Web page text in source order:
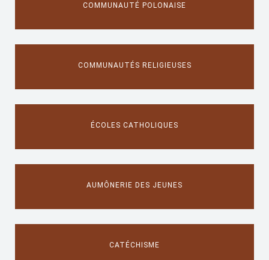
COMMUNAUTÉ POLONAISE
COMMUNAUTÉS RELIGIEUSES
ÉCOLES CATHOLIQUES
AUMÔNERIE DES JEUNES
CATÉCHISME